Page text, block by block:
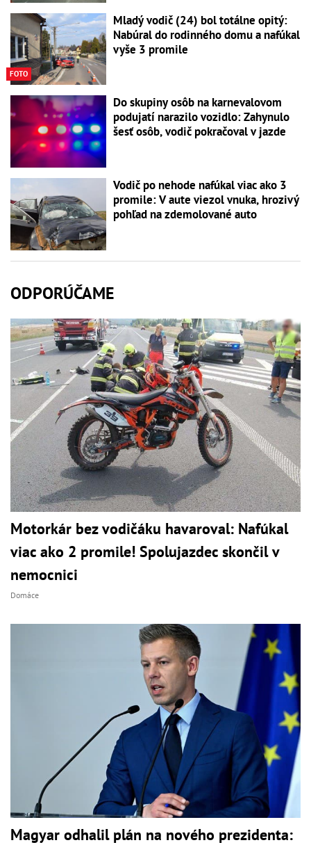
FOTO
Mladý vodič (24) bol totálne opitý:
Nabúral do rodinného domu a nafúkal
vyše 3 promile
Do skupiny osôb na karnevalovom
podujatí narazilo vozidlo: Zahynulo
šesť osôb, vodič pokračoval v jazde
Vodič po nehode nafúkal viac ako 3
promile: V aute viezol vnuka, hrozivý
pohľad na zdemolované auto
ODPORÚČAME
Motorkár bez vodičáku havaroval: Nafúkal
viac ako 2 promile! Spolujazdec skončil v
nemocnici
Domáce
Magyar odhalil plán na nového prezidenta: